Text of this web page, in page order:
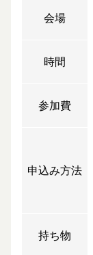
会場
時間
参加費
申込み方法
持ち物